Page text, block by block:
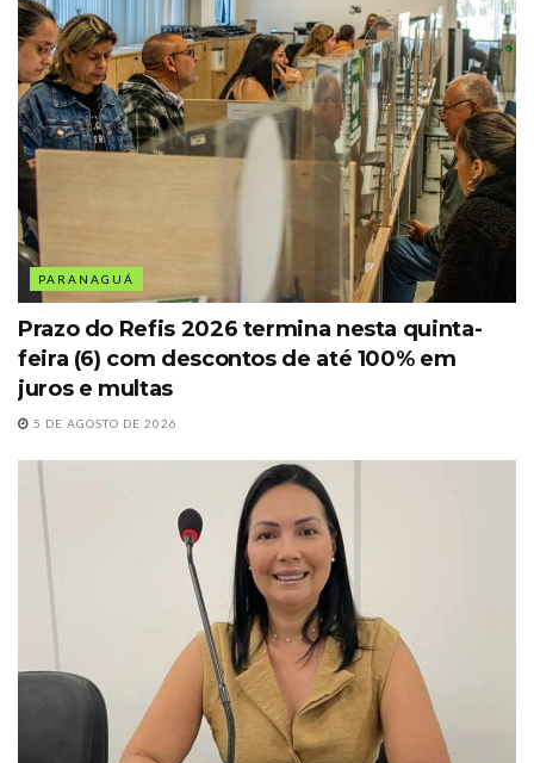
PARANAGUÁ
Prazo do Refis 2026 termina nesta quinta-
feira (6) com descontos de até 100% em
juros e multas
5 DE AGOSTO DE 2026